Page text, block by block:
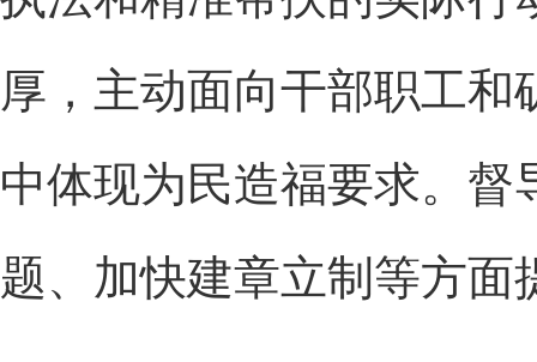
厚，主动面向干部职工
中体现为民造福要求。
题、加快建章立制等方面